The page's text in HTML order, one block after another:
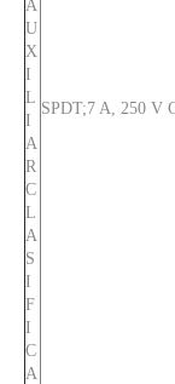
A
U
X
I
L
I
A
R
C
L
A
S
I
F
I
C
A
SPDT;7 A, 250 V